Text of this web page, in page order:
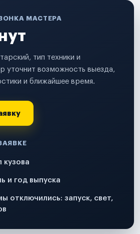
МАСТЕРА
тип техники и
уточнит возможность выезда,
и ближайшее время.
кузова
и год выпуска
отключились: запуск, свет,